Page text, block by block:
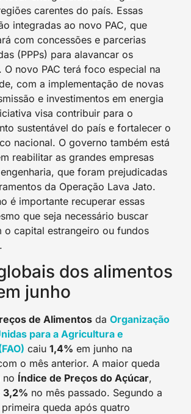
carentes do país. Essas
integradas ao novo PAC, que
com concessões e parcerias
(PPPs) para alavancar os
O novo PAC terá foco especial na
com a implementação de novas
e investimentos em energia
visa contribuir para o
sustentável do país e fortalecer o
nacional. O governo também está
reabilitar as grandes empresas
que foram prejudicadas
da Operação Lava Jato.
é importante recuperar essas
que seja necessário buscar
o capital estrangeiro ou fundos
dos alimentos
junho
de Alimentos da Organização
para a Agricultura e
caiu 1,4% em junho na
o mês anterior. A maior queda
no Índice de Preços do Açúcar,
3,2% no mês passado. Segundo a
primeira queda após quatro